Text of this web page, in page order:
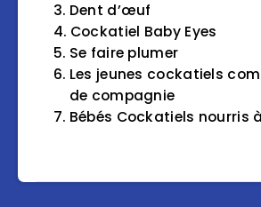
Dent d’œuf
Cockatiel Baby Eyes
Se faire plumer
Les jeunes cockatiels
de compagnie
Bébés Cockatiels nourris